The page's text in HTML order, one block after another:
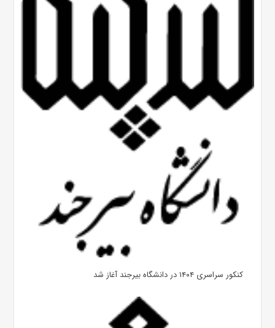
کنکور سراسری ۱۴۰۴ در دانشگاه بیرجند آغاز شد